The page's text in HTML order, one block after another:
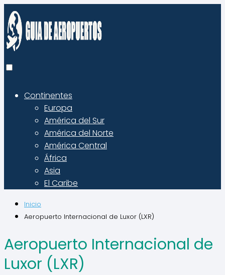
Continentes
Europa
América del Sur
América del Norte
América Central
África
Asia
El Caribe
Inicio
Aeropuerto Internacional de Luxor (LXR)
Aeropuerto Internacional de
Luxor (LXR)